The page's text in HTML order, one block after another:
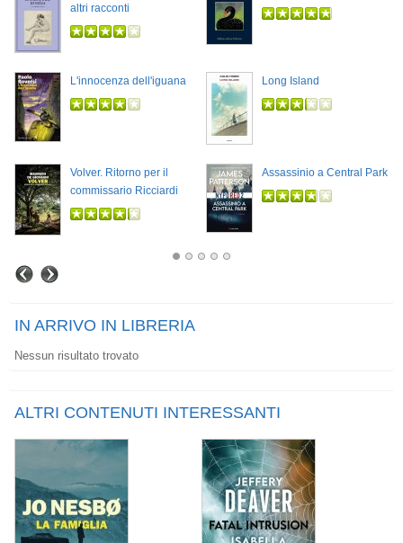
altri racconti
L'innocenza dell'iguana Long Island
Volver. Ritorno per il
commissario Ricciardi
Assassinio a Central Park
IN ARRIVO IN LIBRERIA
Nessun risultato trovato
ALTRI CONTENUTI INTERESSANTI